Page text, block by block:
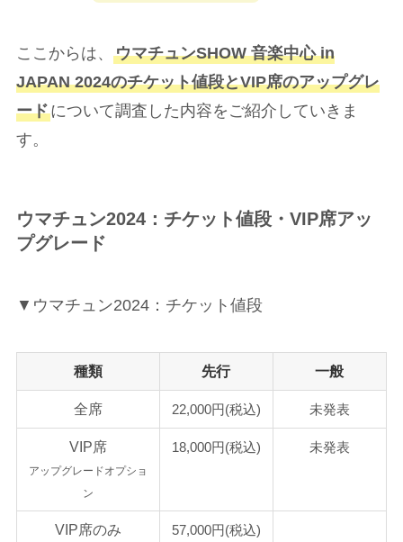
ここからは、 ウマチュンSHOW 音楽中心 in
JAPAN 2024のチケット値段とVIP席のアップグレ
ードについて調査した内容をご紹介していきま
す。
ウマチュン2024：チケット値段・VIP席アッ
プグレード
▼ウマチュン2024：チケット値段
種類 先行 一般
全席 22,000円(税込) 未発表
VIP席
アップグレードオプショ
ン
18,000円(税込) 未発表
VIP席のみ 57,000円(税込)